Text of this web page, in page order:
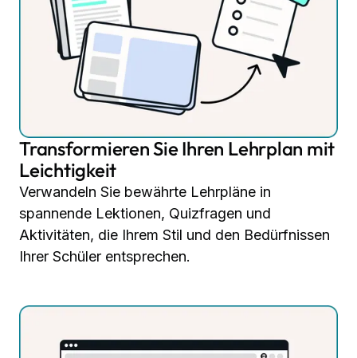
Transformieren Sie Ihren Lehrplan mit
Leichtigkeit
Verwandeln Sie bewährte Lehrpläne in
spannende Lektionen, Quizfragen und
Aktivitäten, die Ihrem Stil und den Bedürfnissen
Ihrer Schüler entsprechen.